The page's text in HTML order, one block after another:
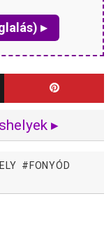
▸
▸
FONYÓD